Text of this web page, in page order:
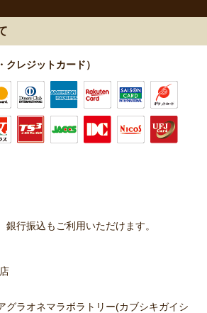
クレジットカード）
銀行振込もご利用いただけます。
ラオネマラボラトリー(カブシキガイシ